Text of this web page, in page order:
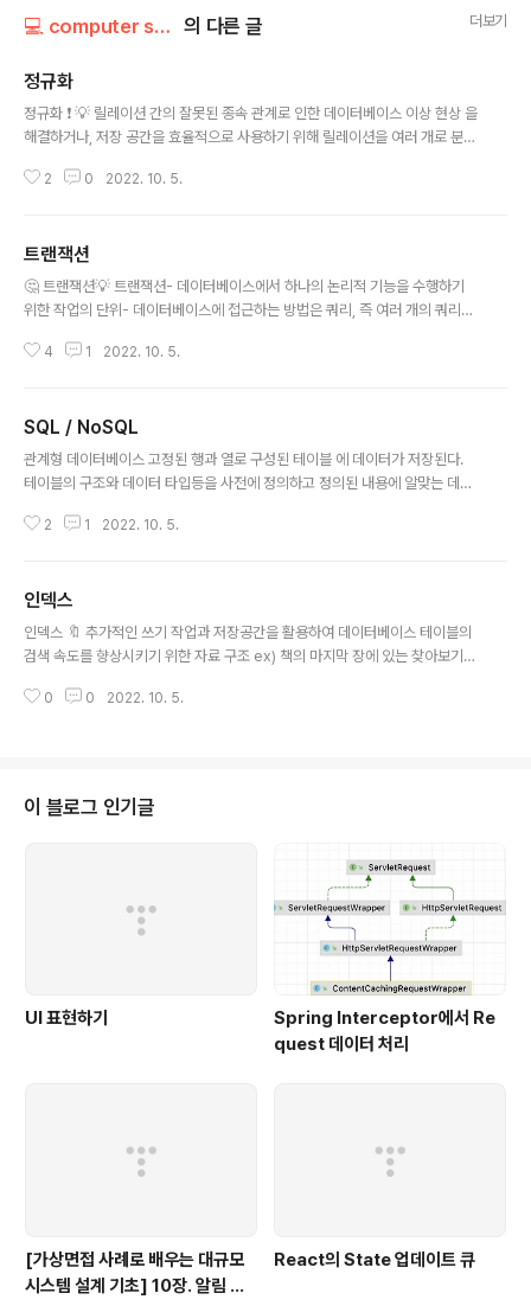
💻 computer science/📦 database 의 다른 글 더보기
정규화
정규화 ❗ 💡 릴레이션 간의 잘못된 종속 관계로 인한 데이터베이스 이상 현상 을
해결하거나, 저장 공간을 효율적으로 사용하기 위해 릴레이션을 여러 개로 분리
써 무결성을 향상(유지)하고, DB의 저장 용량도 줄인다. 데이터베이스 이상 현
없어 NULL을 입력해야 하는 현상 수정 이상 데이터 수정시 중복된 데이터의 일
부만 수정되어 일어나는 데이터 불일치 현상 삭제 이상 데이터 삭제시 같이 저
장된 다른 정보까지 연쇄적으로 삭제되는 현상 정규화 원칙 자료의 중복성은 감
2 0 2022. 10. 5.
트랜잭션
🤔 트랜잭션💡 트랜잭션- 데이터베이스에서 하나의 논리적 기능을 수행하기
위한 작업의 단위- 데이터베이스에 접근하는 방법은 쿼리, 즉 여러 개의 쿼리들
성(atomicity)은 트랜잭션이 이루어지는 작업(관련된 일)이 모두 수행되었거
부 API 호출로 이루어진 상황에서, 외부 API 호출이 실패하여 롤백을 한다면 내
부적인 롤백에는 문제가 없다.하지만, 만약 외부 API 호출을 완료하고 나서 롤
백을 한다면, 외부 API로 반영된 내용은 롤백하..
4 1 2022. 10. 5.
SQL / NoSQL
관계형 데이터베이스 고정된 행과 열로 구성된 테이블 에 데이터가 저장된다.
테이블의 구조와 데이터 타입등을 사전에 정의하고 정의된 내용에 알맞는 데이
테이블에는 명확하게 정의된 구조가 있다. 관계 데이터들을 여러개의 테이블으
하는데 사용하는 쿼리 언어 비 관계형 데이터베이스 데이터가 고정되어 있지 않
은 데이터 베이스 데이터의 모델에 따라 유형이 다양하다. 스키마가 없는 것이
아니다! 특징 데이터 간의 관계를 정의하지 않는다. 대용량의 데이터를 저장할
2 1 2022. 10. 5.
인덱스
인덱스 🔖 추가적인 쓰기 작업과 저장공간을 활용하여 데이터베이스 테이블의
검색 속도를 향상시키기 위한 자료 구조 ex) 책의 마지막 장에 있는 찾아보기
의 성능이 함께 향상된다. → 해당 연산을 수행하기 위해서는 해당 대상을 조회
해주어야 한다. 그에 따른 오버헤드가 발생 INSERT : 새로운 데이터에 대한 인
덱스 추가 UPDATE : 기존의 인덱스를 사용하지 않음 처리 후 갱신된..
0 0 2022. 10. 5.
이 블로그 인기글
UI 표현하기
Spring Interceptor에서 Re
quest 데이터 처리
[가상면접 사례로 배우는 대규모
시스템 설계 기초] 10장. 알림 시
React의 State 업데이트 큐